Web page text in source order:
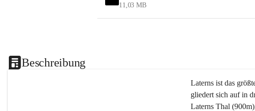
11,03 MB
Beschreibung
Laterns ist das
gliedert sich auf in
Laterns Thal